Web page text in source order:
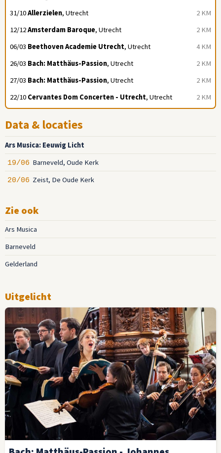
2 KM
31/10Allerzielen, Utrecht
2 KM
12/12Amsterdam Baroque, Utrecht
4 KM
06/03 Beethoven Academie Utrecht, Utrecht
2 KM
26/03 Bach: Matthäus-Passion, Utrecht
2 KM
27/03 Bach: Matthäus-Passion, Utrecht
2 KM
22/10 Cervantes Dom Concerten - Utrecht, Utrecht
Data & locaties
Ars Musica: Eeuwig Licht
19/06 Barneveld, Oude Kerk
20/06 Zeist, De Oude Kerk
Zie ook
Ars Musica
Barneveld
Gelderland
Uitgelicht